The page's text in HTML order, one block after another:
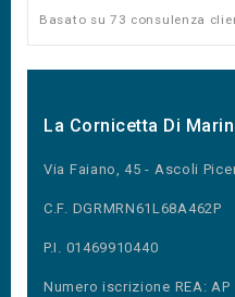
Basato su 73 consulenza
La Cornicetta Di
Via Faiano, 45 - Ascoli
C.F. DGRMRN61L68A462P
P.I. 01469910440
Numero iscrizione REA: AP